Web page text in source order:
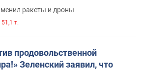
ракеты и дроны
51,1 т.
продовольственной
Зеленский заявил, что